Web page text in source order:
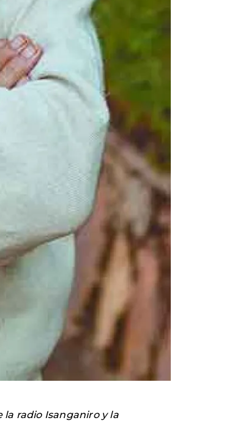
la radio Isanganiro y la